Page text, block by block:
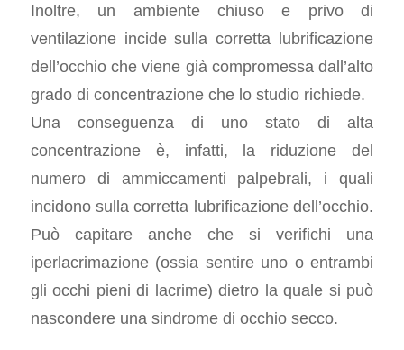
Inoltre, un ambiente chiuso e privo di
ventilazione incide sulla corretta lubrificazione
dell’occhio che viene già compromessa dall’alto
grado di concentrazione che lo studio richiede.
Una conseguenza di uno stato di alta
concentrazione è, infatti, la riduzione del
numero di ammiccamenti palpebrali, i quali
incidono sulla corretta lubrificazione dell’occhio.
Può capitare anche che si verifichi una
iperlacrimazione (ossia sentire uno o entrambi
gli occhi pieni di lacrime) dietro la quale si può
nascondere una sindrome di occhio secco.